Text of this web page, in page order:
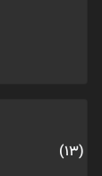
(13)